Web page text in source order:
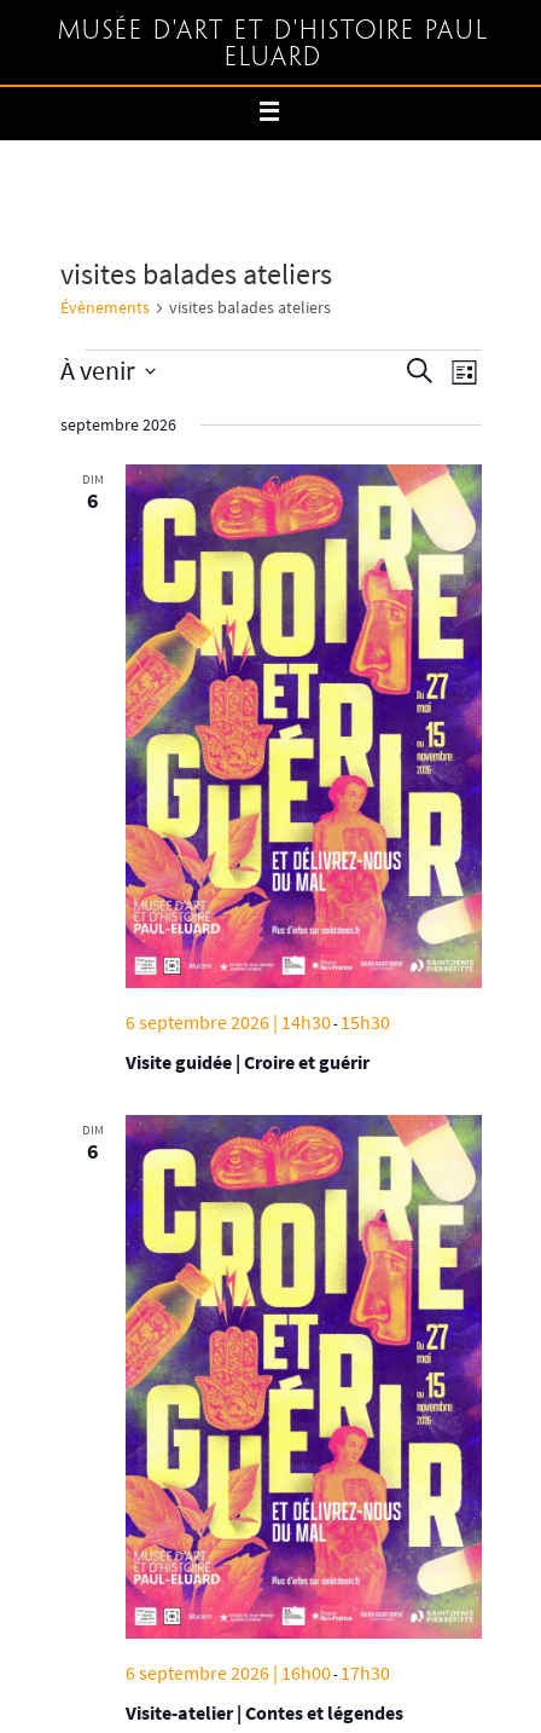
Musée d'art et d'histoire Paul
Eluard
visites balades ateliers
Évènements visites balades ateliers
Recherche
navigation
vues
Évènements
RechercheNavigation
vues
Liste
À venir
une
septembre 2026
DIM
6
Visite guidée | Croire et guérir
6 septembre 2026 | 14h30- 15h30
DIM
6
Visite-atelier | Contes et légendes
6 septembre 2026 | 16h00- 17h30